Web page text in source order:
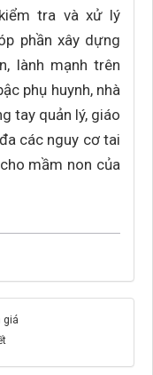
tra và xử lý
phần xây dựng
lành mạnh trên
phụ huynh, nhà
tay quản lý, giáo
các nguy cơ tai
mầm non của
giá